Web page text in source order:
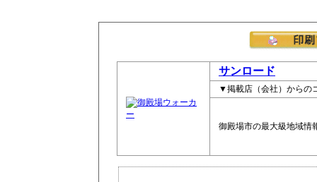
サンロード
▼掲載店（会社）からの
御殿場市の最大級地域情